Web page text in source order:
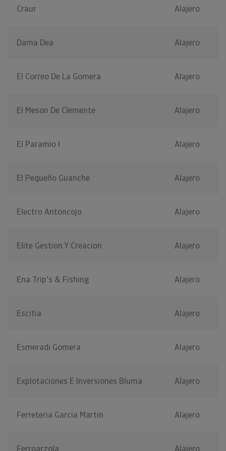
Craur Alajero
Dama Dea Alajero
El Correo De La Gomera Alajero
El Meson De Clemente Alajero
El Paramio I Alajero
El Pequeño Guanche Alajero
Electro Antoncojo Alajero
Elite Gestion Y Creacion Alajero
Ena Trip's & Fishing Alajero
Escitia Alajero
Esmeradi Gomera Alajero
Explotaciones E Inversiones Bluma Alajero
Ferreteria Garcia Martin Alajero
Ferroarzola Alajero